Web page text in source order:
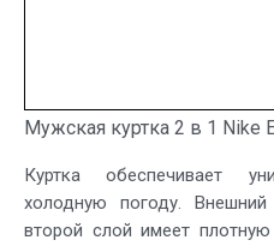
Мужская куртка 2 в 1 Nike
Куртка обеспечивает
холодную погоду.
второй слой имеет